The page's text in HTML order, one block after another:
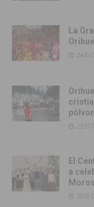
La
24/
22/
El
a
20/